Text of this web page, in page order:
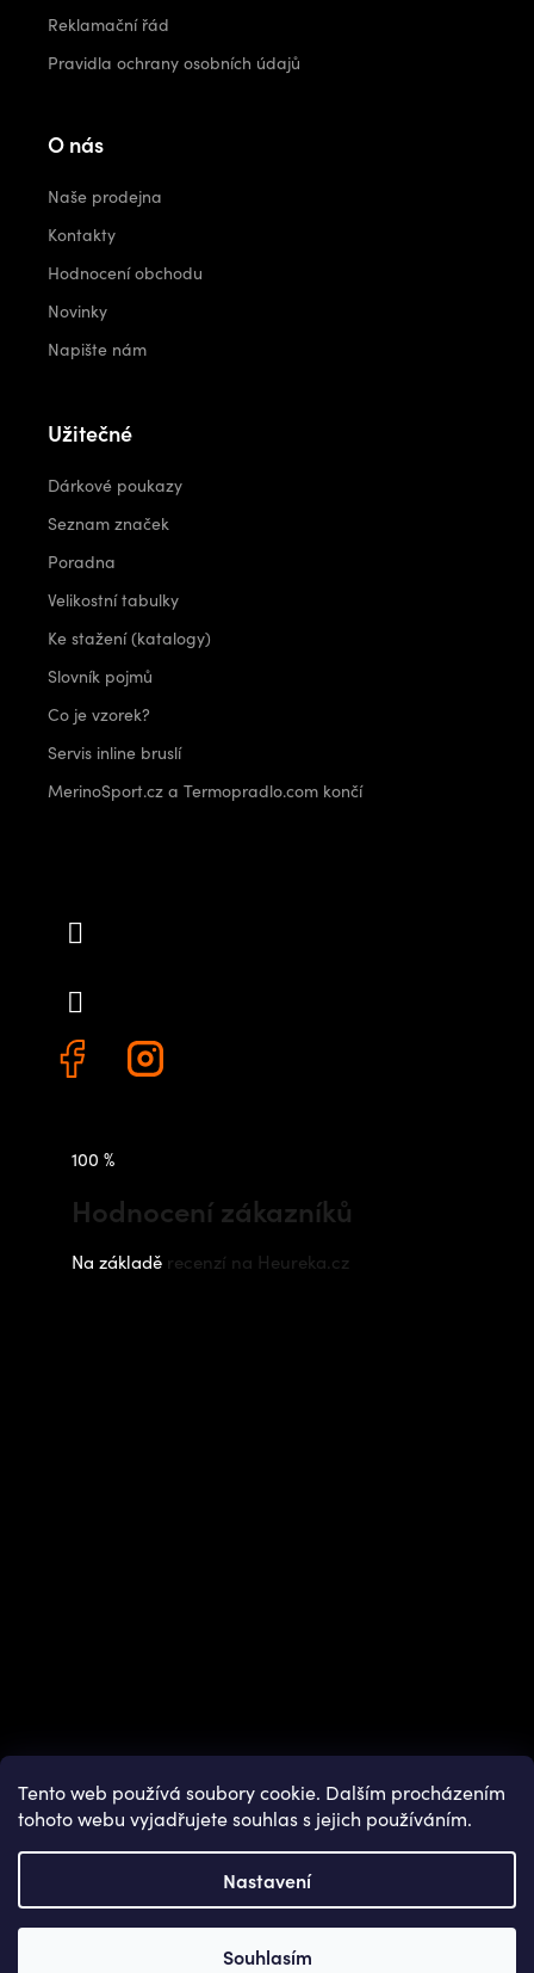
Tento web používá soubory cookie. Dalším procházením
tohoto webu vyjadřujete souhlas s jejich používáním.
Nastavení
Souhlasím
Reklamační řád
Pravidla ochrany osobních údajů
O nás
Naše prodejna
Kontakty
Hodnocení obchodu
Novinky
Napište nám
Užitečné
Dárkové poukazy
Seznam značek
Poradna
Velikostní tabulky
Ke stažení (katalogy)
Slovník pojmů
Co je vzorek?
Servis inline bruslí
MerinoSport.cz a Termopradlo.com končí
100 %
Hodnocení zákazníků
Na základě recenzí na Heureka.cz
Vytvořil Shoptet
Copyright 2026OUTDOOR SHOPS. Všechna práva vyhrazena.